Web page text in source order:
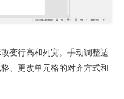
变行高和列宽。手动调整适
、更改单元格的对齐方式和